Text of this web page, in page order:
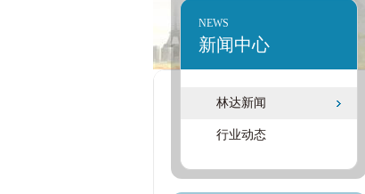
NEWS
新闻中心
林达新闻
行业动态